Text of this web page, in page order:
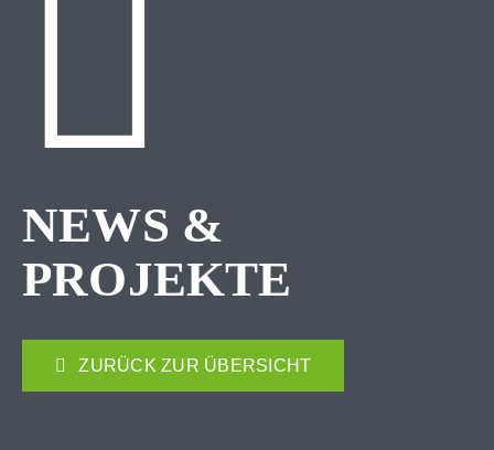
NEWS &
PROJEKTE
ZURÜCK ZUR ÜBERSICHT